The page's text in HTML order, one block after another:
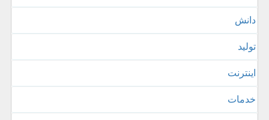
دانش
تولید
اینترنت
خدمات